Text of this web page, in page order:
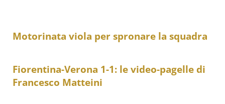
Motorinata viola per spronare la squadra
Fiorentina-Verona 1-1: le video-pagelle di
Francesco Matteini